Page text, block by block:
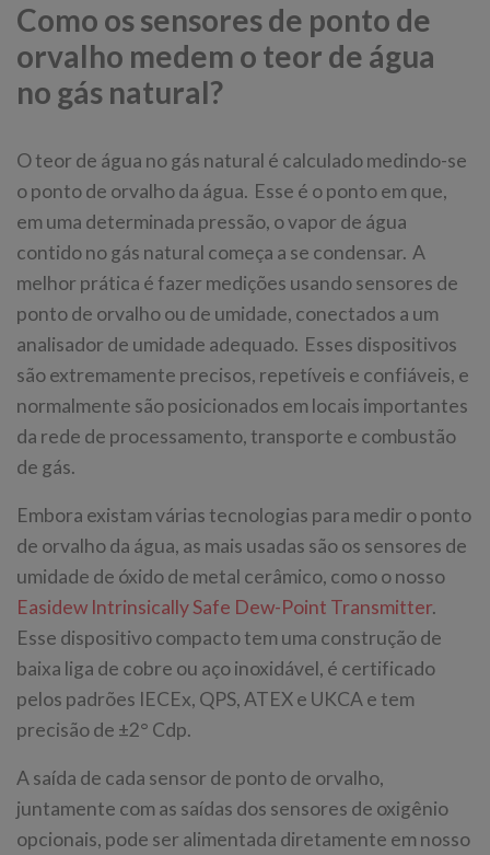
Como os sensores de ponto de
orvalho medem o teor de água
no gás natural?
O teor de água no gás natural é calculado medindo-se
o ponto de orvalho da água. Esse é o ponto em que,
em uma determinada pressão, o vapor de água
contido no gás natural começa a se condensar. A
melhor prática é fazer medições usando sensores de
ponto de orvalho ou de umidade, conectados a um
analisador de umidade adequado. Esses dispositivos
são extremamente precisos, repetíveis e confiáveis, e
normalmente são posicionados em locais importantes
da rede de processamento, transporte e combustão
de gás.
Embora existam várias tecnologias para medir o ponto
de orvalho da água, as mais usadas são os sensores de
umidade de óxido de metal cerâmico, como o nosso
Easidew Intrinsically Safe Dew-Point Transmitter.
Esse dispositivo compacto tem uma construção de
baixa liga de cobre ou aço inoxidável, é certificado
pelos padrões IECEx, QPS, ATEX e UKCA e tem
precisão de ±2° Cdp.
A saída de cada sensor de ponto de orvalho,
juntamente com as saídas dos sensores de oxigênio
opcionais, pode ser alimentada diretamente em nosso